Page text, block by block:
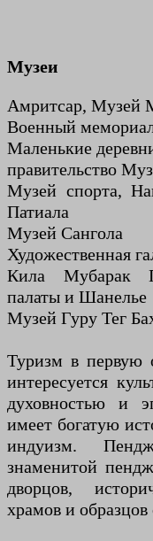
Музеи
Амритсар, Музей
Военный
Маленькие
правительство
Музей спорта,
Патиала
Музей Сангола
Художественная
Кила Мубарак
палаты и Шанелье
Музей Гуру Тег
Туризм в первую
интересуется
духовностью и
имеет богатую
индуизм.
знаменитой
дворцов,
храмов и